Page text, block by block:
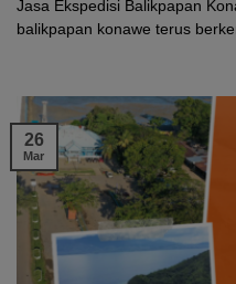
Jasa Ekspedisi Balikpapan
balikpapan konawe terus
26
Mar